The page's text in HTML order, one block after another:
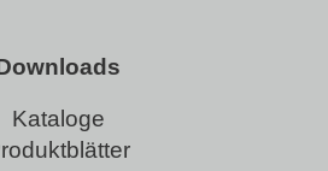
Kataloge